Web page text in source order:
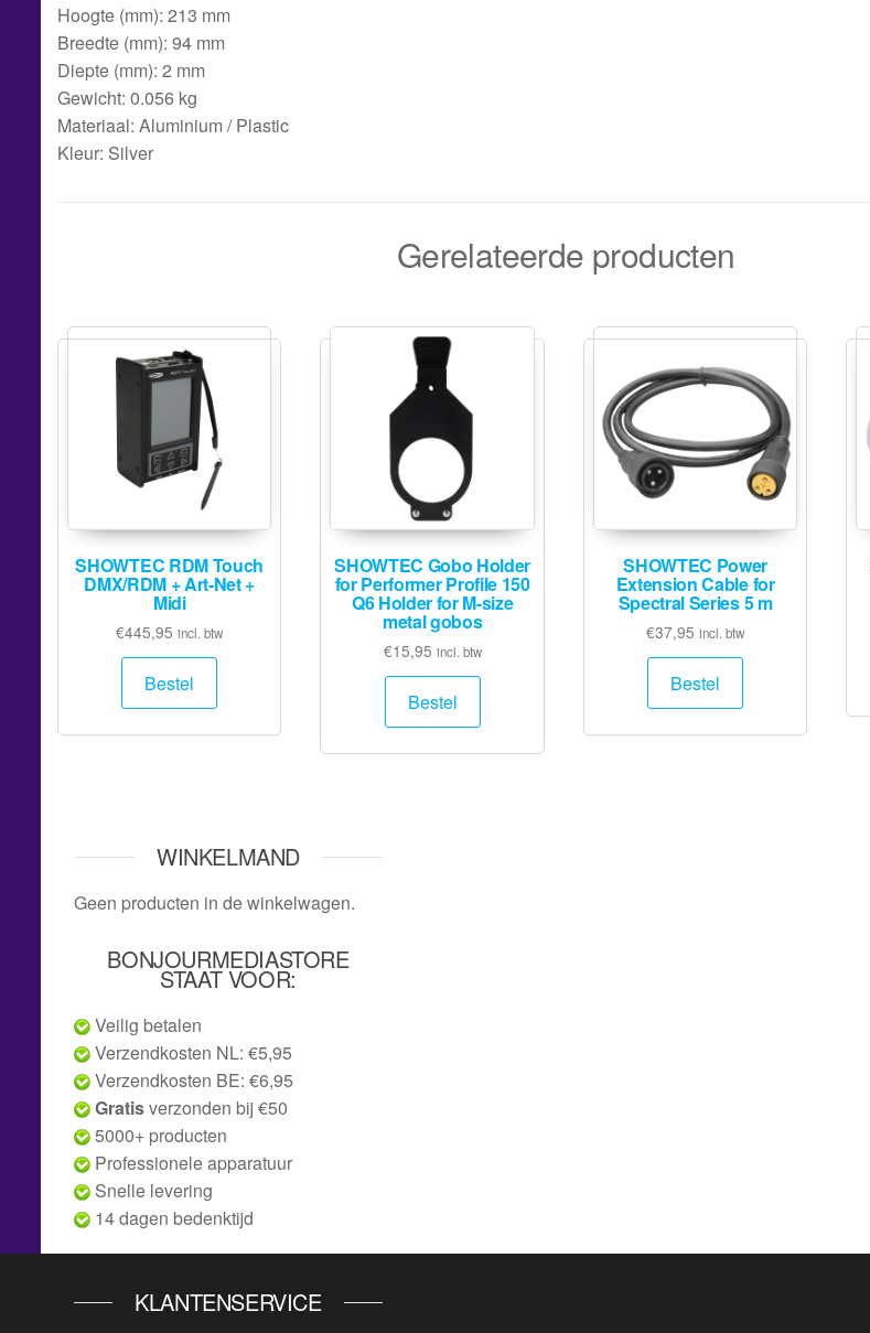
Hoogte (mm): 213 mm
Breedte (mm): 94 mm
Diepte (mm): 2 mm
Gewicht: 0.056 kg
Materiaal: Aluminium / Plastic
Kleur: Silver
Gerelateerde producten
SHOWTEC RDM Touch
DMX/RDM + Art-Net +
Midi
€445,95 incl. btw
Bestel
SHOWTEC Gobo Holder
for Performer Profile 150
Q6 Holder for M-size
metal gobos
€15,95 incl. btw
Bestel
SHOWTEC Power
Extension Cable for
Spectral Series 5 m
€37,95 incl. btw
Bestel
WINKELMAND
Geen producten in de winkelwagen.
BONJOURMEDIASTORE
STAAT VOOR:
Veilig betalen
Verzendkosten NL: €5,95
Verzendkosten BE: €6,95
Gratisverzonden bij €50
5000+ producten
Professionele apparatuur
Snelle levering
14 dagen bedenktijd
KLANTENSERVICE